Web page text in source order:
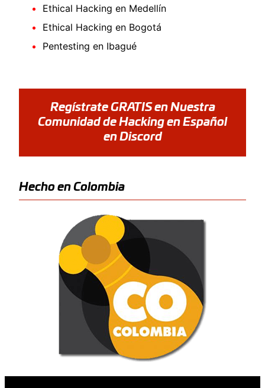
Ethical Hacking en Medellín
Ethical Hacking en Bogotá
Pentesting en Ibagué
Regístrate GRATIS en Nuestra
Comunidad de Hacking en Español
en Discord
Hecho en Colombia